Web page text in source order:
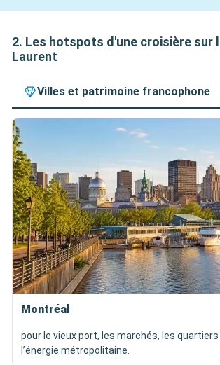
2. Les hotspots d'une croisière sur
Laurent
Villes et patrimoine francophone
Montréal
pour le vieux port, les marchés, les
l’énergie métropolitaine.